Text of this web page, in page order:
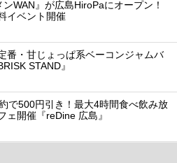
WAN』が広島HiroPaにオープン！
イベント開催
番・甘じょっぱ系ベーコンジャムバ
STAND』
で500円引き！最大4時間食べ飲み放
ェ開催『reDine 広島』